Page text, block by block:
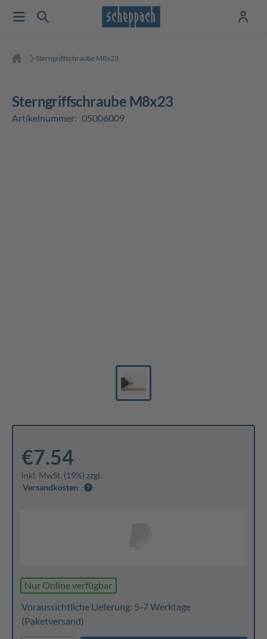
Sterngriffschraube M8x23
Sterngriffschraube M8x23
Artikelnummer: 05006009
€7.54
inkl. MwSt. (19%) zzgl.
Versandkosten
Nur Online verfügbar
Voraussichtliche Lieferung: 5-7 Werktage
(Paketversand)